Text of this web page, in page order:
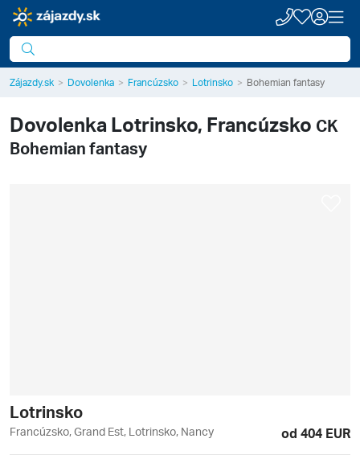
Zájazdy.sk Dovolenka Francúzsko Lotrinsko Bohemian fantasy
Dovolenka Lotrinsko, Francúzsko CK
Bohemian fantasy
Lotrinsko
Francúzsko, Grand Est, Lotrinsko, Nancy od 404 EUR